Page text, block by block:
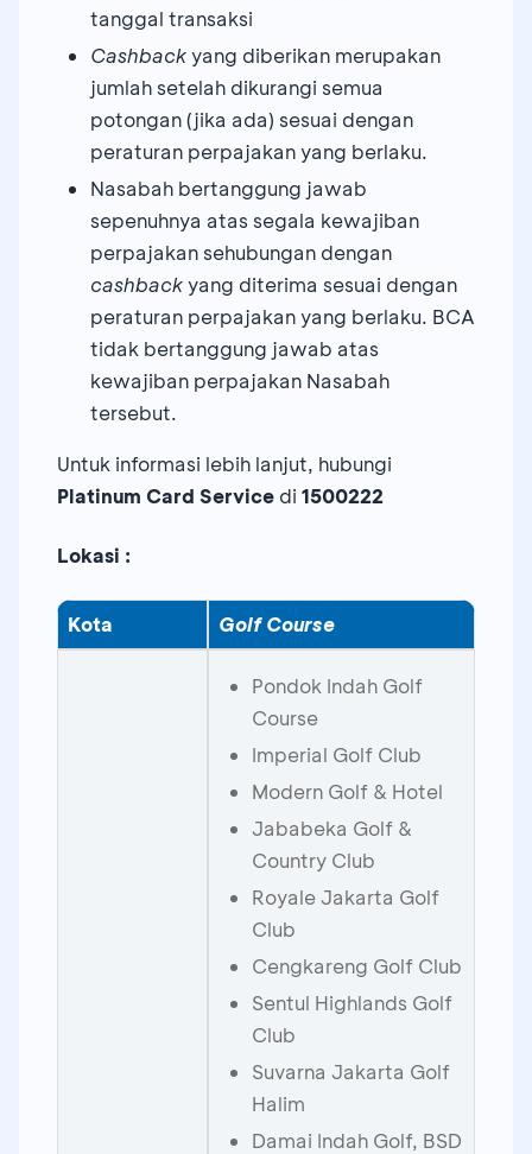
tanggal transaksi
Cashbackyang diberikan merupakan
jumlah setelah dikurangi semua
potongan (jika ada) sesuai dengan
peraturan perpajakan yang berlaku.
Nasabah bertanggung jawab
sepenuhnya atas segala kewajiban
perpajakan sehubungan dengan
cashbackyang diterima sesuai dengan
peraturan perpajakan yang berlaku. BCA
tidak bertanggung jawab atas
kewajiban perpajakan Nasabah
tersebut.
Untuk informasi lebih lanjut, hubungi
Platinum Card Service di 1500222
Lokasi :
Kota Golf Course
Pondok Indah Golf
Course
Imperial Golf Club
Modern Golf & Hotel
Jababeka Golf &
Country Club
Royale Jakarta Golf
Club
Cengkareng Golf Club
Sentul Highlands Golf
Club
Suvarna Jakarta Golf
Halim
Damai Indah Golf, BSD